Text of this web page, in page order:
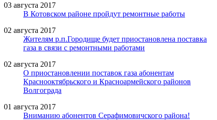
03 августа 2017
В Котовском районе пройдут ремонтные работы
02 августа 2017
Жителям р.п.Городище будет приостановлена поставка
газа в связи с ремонтными работами
02 августа 2017
О приостановлении поставок газа абонентам
Краснооктябрьского и Красноармейского районов
Волгограда
01 августа 2017
Вниманию абонентов Серафимовичского района!